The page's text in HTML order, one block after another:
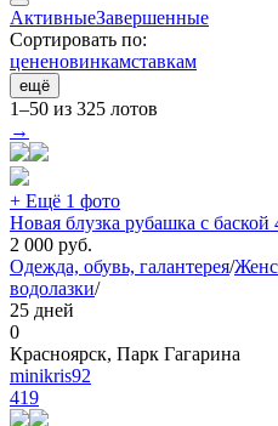
АктивныеЗавершенные
Сортировать по:
цененовинкамставкам
ещё
1–50 из 325 лотов
→
+ Ещё 1 фото
Новая блузка рубашка с баской
2 000 руб.
Одежда, обувь, галантерея/
водолазки/
25 дней
0
Красноярск, Парк Гагарина
minikris92
419